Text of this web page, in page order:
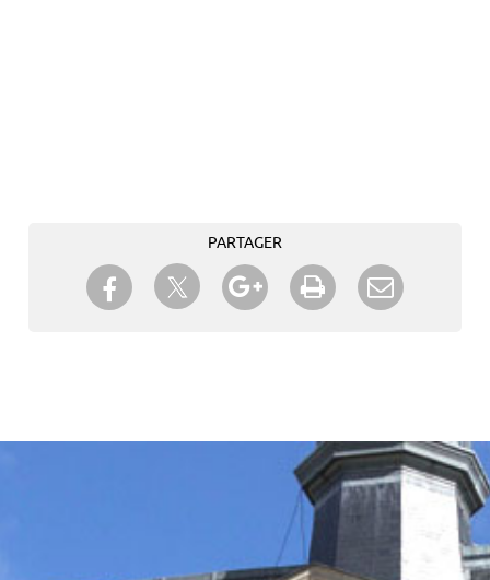
PARTAGER
Partager sur Facebook
Partager sur TwitterPartager sur Google+
Imprimer